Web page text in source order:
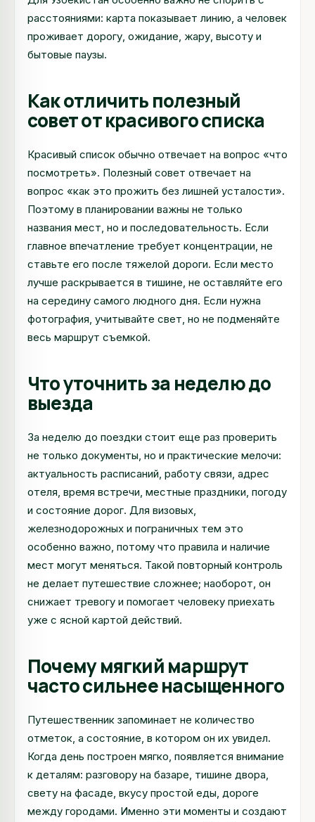
расстояниями: карта показывает линию, а человек
проживает дорогу, ожидание, жару, высоту и
бытовые паузы.
Как отличить полезный
совет от красивого списка
Красивый список обычно отвечает на вопрос «что
посмотреть». Полезный совет отвечает на
вопрос «как это прожить без лишней усталости».
Поэтому в планировании важны не только
названия мест, но и последовательность. Если
главное впечатление требует концентрации, не
ставьте его после тяжелой дороги. Если место
лучше раскрывается в тишине, не оставляйте его
на середину самого людного дня. Если нужна
фотография, учитывайте свет, но не подменяйте
весь маршрут съемкой.
Что уточнить за неделю до
выезда
За неделю до поездки стоит еще раз проверить
не только документы, но и практические мелочи:
актуальность расписаний, работу связи, адрес
отеля, время встречи, местные праздники, погоду
и состояние дорог. Для визовых,
железнодорожных и пограничных тем это
особенно важно, потому что правила и наличие
мест могут меняться. Такой повторный контроль
не делает путешествие сложнее; наоборот, он
снижает тревогу и помогает человеку приехать
уже с ясной картой действий.
Почему мягкий маршрут
часто сильнее насыщенного
Путешественник запоминает не количество
отметок, а состояние, в котором он их увидел.
Когда день построен мягко, появляется внимание
к деталям: разговору на базаре, тишине двора,
свету на фасаде, вкусу простой еды, дороге
между городами. Именно эти моменты и создают